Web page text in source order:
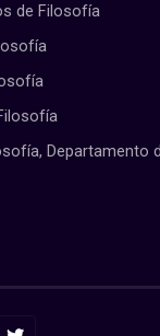
de Filosofía
Departamento